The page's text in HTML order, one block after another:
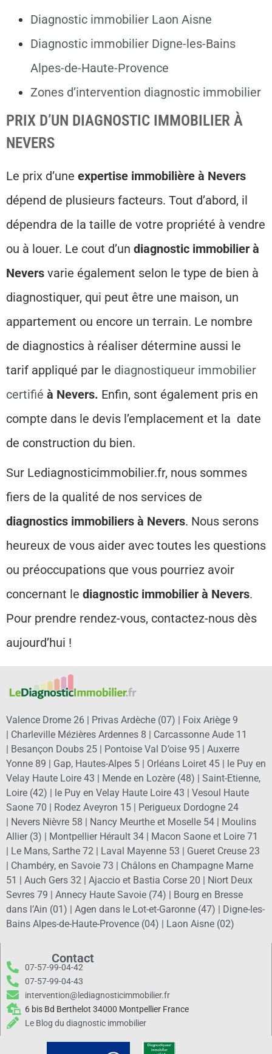
Diagnostic immobilier Laon Aisne
Diagnostic immobilier Digne-les-Bains
Alpes-de-Haute-Provence
Zones d’intervention diagnostic immobilier
PRIX D’UN DIAGNOSTIC IMMOBILIER À
NEVERS
Le prix d’une expertise immobilière à Nevers
dépend de plusieurs facteurs. Tout d’abord, il
dépendra de la taille de votre propriété à vendre
ou à louer. Le cout d’un diagnostic immobilier à
Nevers varie également selon le type de bien à
diagnostiquer, qui peut être une maison, un
appartement ou encore un terrain. Le nombre
de diagnostics à réaliser détermine aussi le
tarif appliqué par le diagnostiqueur immobilier
certifié à Nevers. Enfin, sont également pris en
compte dans le devis l’emplacement et la date
de construction du bien.
Sur Lediagnosticimmobilier.fr, nous sommes
fiers de la qualité de nos services de
diagnostics immobiliers à Nevers. Nous serons
heureux de vous aider avec toutes les questions
ou préoccupations que vous pourriez avoir
concernant le diagnostic immobilier à Nevers.
Pour prendre rendez-vous, contactez-nous dès
aujourd’hui !
Valence Drome 26 | Privas Ardèche (07) | Foix Ariège 9
| Charleville Mézières Ardennes 8 | Carcassonne Aude 11
| Besançon Doubs 25 | Pontoise Val D’oise 95 | Auxerre
Yonne 89 | Gap, Hautes-Alpes 5 | Orléans Loiret 45 | le Puy en
Velay Haute Loire 43 | Mende en Lozère (48) | Saint-Etienne,
Loire (42) | le Puy en Velay Haute Loire 43 | Vesoul Haute
Saone 70 | Rodez Aveyron 15 | Perigueux Dordogne 24
| Nevers Nièvre 58 | Nancy Meurthe et Moselle 54 | Moulins
Allier (3) | Montpellier Hérault 34 | Macon Saone et Loire 71
| Le Mans, Sarthe 72 | Laval Mayenne 53 | Gueret Creuse 23
| Chambéry, en Savoie 73 | Châlons en Champagne Marne
51 | Auch Gers 32 | Ajaccio et Bastia Corse 20 | Niort Deux
Sevres 79 | Annecy Haute Savoie (74) | Bourg en Bresse
dans l’Ain (01) | Agen dans le Lot-et-Garonne (47) | Digne-les-
Bains Alpes-de-Haute-Provence (04) | Laon Aisne (02)
Contact
07-57-99-04-42
07-57-99-04-43
intervention@lediagnosticimmobilier.fr
6 bis Bd Berthelot 34000 Montpellier France
Le Blog du diagnostic immobilier